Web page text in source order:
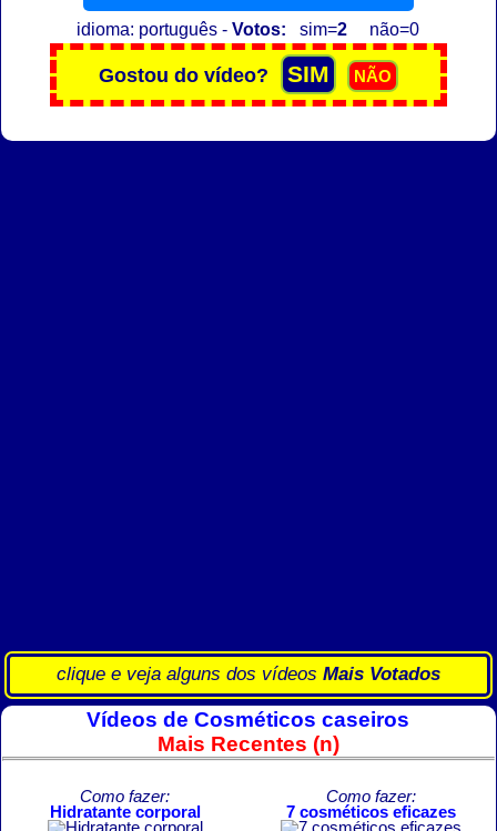
idioma: português -Votos: sim=2 não=0
clique e veja alguns dos vídeos Mais Votados
Vídeos de Cosméticos caseiros
Mais Recentes (n)
Como fazer:
Hidratante corporal
Como fazer:
7 cosméticos eficazes